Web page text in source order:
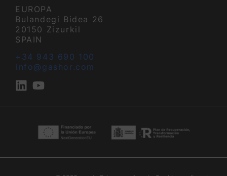
EUROPA
Bulandegi Bidea 26
20150 Zizurkil
SPAIN
+34 943 690 100
info@gashor.com